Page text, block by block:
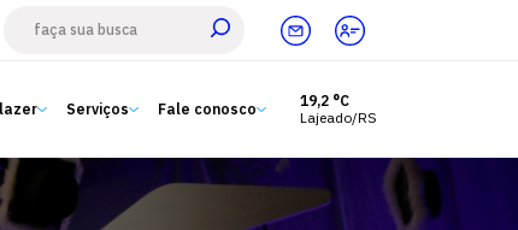
Serviços Fale conosco
19,2 °C
Lajeado/RS
Estude aqui
Ensino